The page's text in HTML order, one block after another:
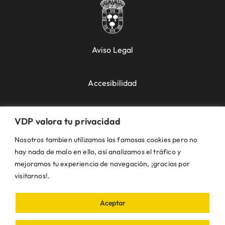
VDP valora tu privacidad
Nosotros tambien utilizamos las famosas cookies pero no
hay nada de malo en ello, así analizamos el tráfico y
mejoramos tu experiencia de navegación, ¡gracias por
visitarnos!.
Aceptar
Aviso Legal
Accesibilidad
Política de Cookies
Política de Privacidad
© VDP 2000 - 2026 •Ayuntamiento de Villanueva